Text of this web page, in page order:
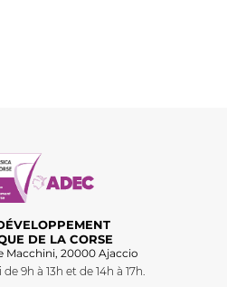
DE LA CORSE
Macchini, 20000 Ajaccio
9h à 13h et de 14h à 17h.